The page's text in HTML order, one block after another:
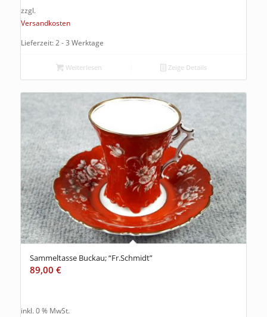
zzgl.
Versandkosten
Lieferzeit: 2 - 3 Werktage
Weiterlesen Zeige Details
Sammeltasse Buckau; “Fr.Schmidt”
89,00 €
inkl. 0 % MwSt.